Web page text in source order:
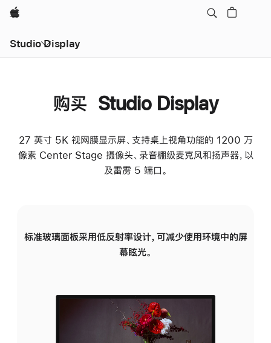
Apple
Studio Display
购买 Studio Display
27 英寸 5K 视网膜显示屏、支持桌上视角功能的 1200 万
像素 Center Stage 摄像头、录音棚级麦克风和扬声器，以
及雷雳 5 端口。
标准玻璃面板采用低反射率设计，可减少使用环境中的屏
幕眩光。